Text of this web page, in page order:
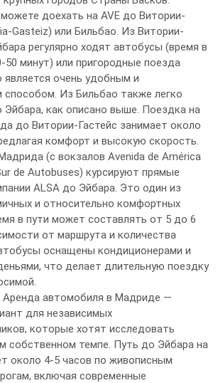
доехать на AVE до Витории-
Gasteiz) или Бильбао. Из Витории-
регулярно ходят автобусы (время в
50 минут) или пригородные поезда
является очень удобным и
Из Бильбао также легко
Эйбара, как описано выше. Поездка на
до Витории-Гастейс занимает около
комфорт и высокую скорость.
(с вокзалов Avenida de América
de Autobuses) курсируют прямые
ALSA до Эйбара. Это один из
и относительно комфортных
в пути может составлять от 5 до 6
от маршрута и количества
оснащены кондиционерами и
что делает длительную поездку
Аренда автомобиля в Мадриде —
для независимых
которые хотят исследовать
собственном темпе. Путь до Эйбара на
около 4-5 часов по живописным
включая современные